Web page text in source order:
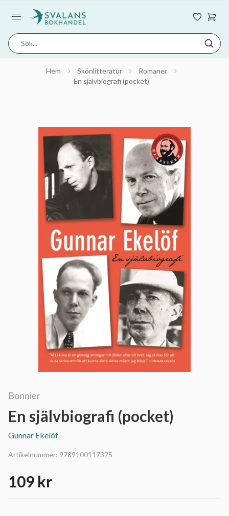
Hem Skönlitteratur
Romaner
En självbiografi (pocket)
Bonnier
En självbiografi (pocket)
Gunnar Ekelöf
Artikelnummer: 9789100117375
109 kr